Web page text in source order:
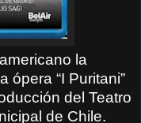
la
ópera “I Puritani”
del Teatro
de Chile.